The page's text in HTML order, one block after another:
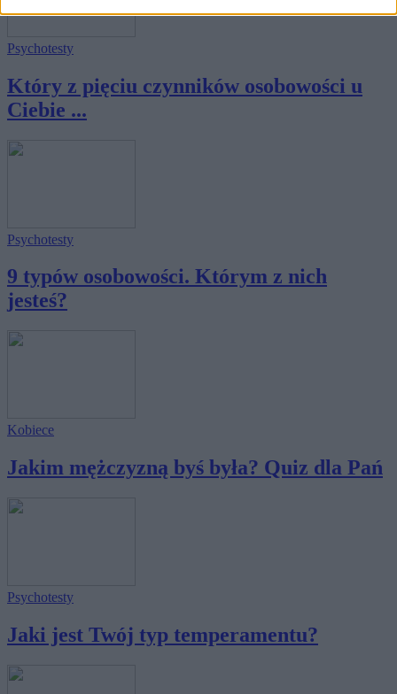
Psychotesty
Który z pięciu czynników osobowości u
Ciebie ...
Psychotesty
9 typów osobowości. Którym z nich
jesteś?
Kobiece
Jakim mężczyzną byś była? Quiz dla Pań
Psychotesty
Jaki jest Twój typ temperamentu?